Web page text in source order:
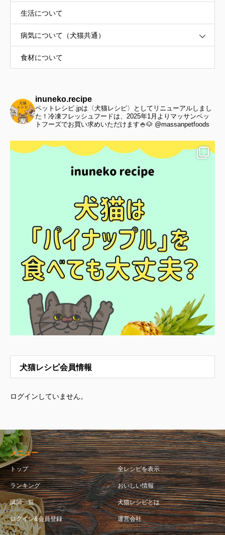
生活について
病気について（犬猫共通）
食材について
inuneko.recipe
ペットレシピ.jpは〈犬猫レシピ〉としてリニューアルしまし
た！冷凍フレッシュフードは、2025年1月よりマッサンペッ
トフーズでお買い求めいただけます🍚🐶 @massanpetfoods
犬猫レシピ会員情報
ログインしていません。
メニュー
トップ 全レシピを表示
ランキング おいしい情報
講師一覧 犬猫レシピとは
ログイン&会員登録 運営会社